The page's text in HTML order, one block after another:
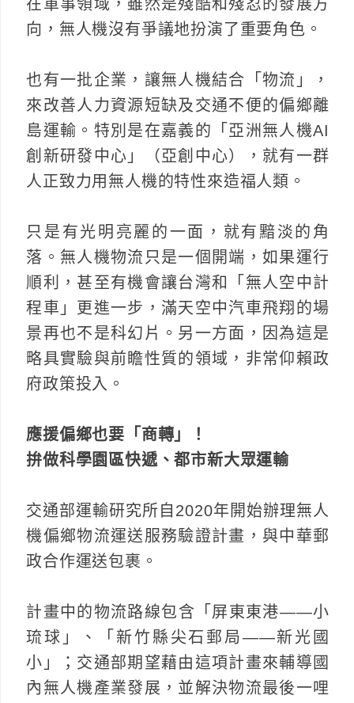
在軍事領域，雖然是殘酷和殘忍的發展方
向，無人機沒有爭議地扮演了重要角色。
也有一批企業，讓無人機結合「物流」，
來改善人力資源短缺及交通不便的偏鄉離
島運輸。特別是在嘉義的「亞洲無人機AI
創新研發中心」（亞創中心），就有一群
人正致力用無人機的特性來造福人類。
只是有光明亮麗的一面，就有黯淡的角
落。無人機物流只是一個開端，如果運行
順利，甚至有機會讓台灣和「無人空中計
程車」更進一步，滿天空中汽車飛翔的場
景再也不是科幻片。另一方面，因為這是
略具實驗與前瞻性質的領域，非常仰賴政
府政策投入。
應援偏鄉也要「商轉」！
拚做科學園區快遞、都市新大眾運輸
交通部運輸研究所自2020年開始辦理無人
機偏鄉物流運送服務驗證計畫，與中華郵
政合作運送包裹。
計畫中的物流路線包含「屏東東港——小
琉球」、「新竹縣尖石郵局——新光國
小」；交通部期望藉由這項計畫來輔導國
內無人機產業發展，並解決物流最後一哩